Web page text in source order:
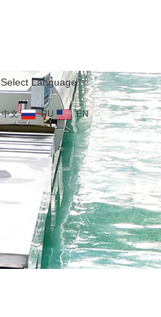
Select Language▼
中文 RU EN